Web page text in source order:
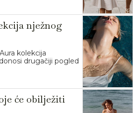
nježnog
kolekcija
drugačiji pogled
će obilježiti